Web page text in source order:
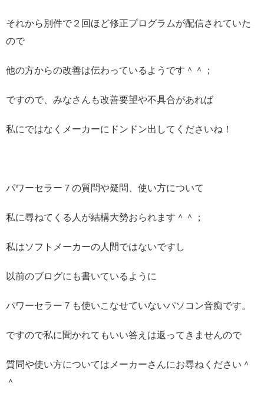
それから別件で２回ほど修正プログラムが配信されていた
ので
他の方からの改善は伝わっているようです＾＾；
ですので、みなさんも改善要望や不具合があれば
私にではなくメーカーにドンドン出してくださいね！
パワーセラー７の質問や疑問、使い方について
私に尋ねてくる人が結構大勢おられます＾＾；
私はソフトメーカーの人間ではないですし
以前のブログにも書いているように
パワーセラー７も使いこなせていないパソコン音痴です。
ですので私に聞かれてもいい答えは返ってきませんので
質問や使い方についてはメーカーさんにお尋ねください＾
＾